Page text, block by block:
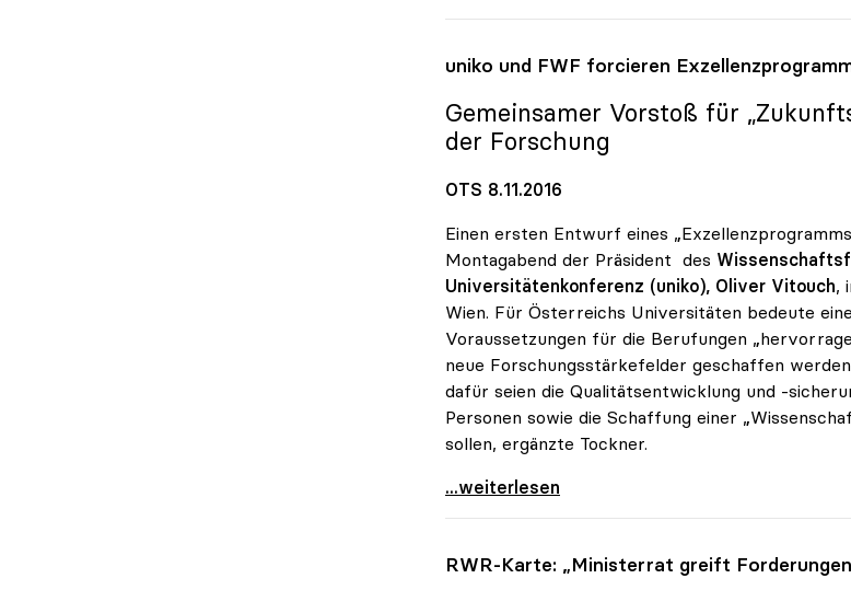
uniko und FWF forcieren
Gemeinsamer Vorstoß für
der Forschung
OTS 8.11.2016
Einen ersten Entwurf eines
Montagabend der Präsident des
Universitätenkonferenz (uniko), Oliver Vitouch,
Wien. Für Österreichs Universitäten bedeute
Voraussetzungen für die Berufungen
neue Forschungsstärkefelder geschaffen
dafür seien die Qualitätsentwicklung und -
Personen sowie die Schaffung einer
sollen, ergänzte Tockner.
uniko und FWF forcieren Exzellenzprogramm für
...weiterlesen
RWR-Karte: „Ministerrat greift